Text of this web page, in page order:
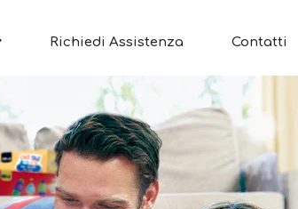
Richiedi Assistenza Contatti